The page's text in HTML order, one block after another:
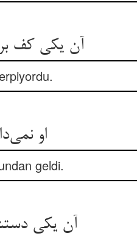
آن یکی کف
او
geldi.
آن یکی